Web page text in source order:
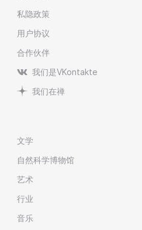
私隐政策
用户协议
合作伙伴
我们是VKontakte
我们在禅
文学
自然科学博物馆
艺术
行业
音乐